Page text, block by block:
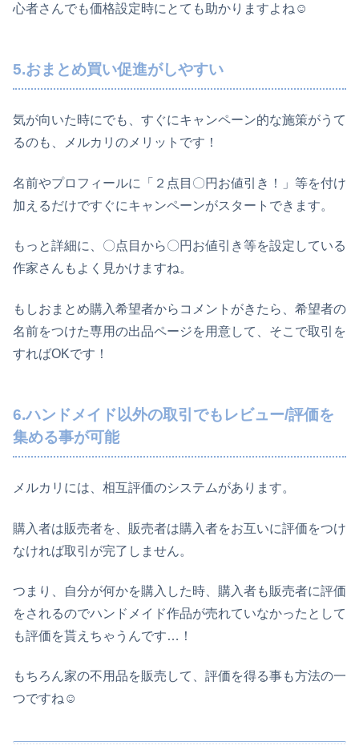
心者さんでも価格設定時にとても助かりますよね☺
5.おまとめ買い促進がしやすい
気が向いた時にでも、すぐにキャンペーン的な施策がうて
るのも、メルカリのメリットです！
名前やプロフィールに「２点目〇円お値引き！」等を付け
加えるだけですぐにキャンペーンがスタートできます。
もっと詳細に、〇点目から〇円お値引き等を設定している
作家さんもよく見かけますね。
もしおまとめ購入希望者からコメントがきたら、希望者の
名前をつけた専用の出品ページを用意して、そこで取引を
すればOKです！
6.ハンドメイド以外の取引でもレビュー/評価を
集める事が可能
メルカリには、相互評価のシステムがあります。
購入者は販売者を、販売者は購入者をお互いに評価をつけ
なければ取引が完了しません。
つまり、自分が何かを購入した時、購入者も販売者に評価
をされるのでハンドメイド作品が売れていなかったとして
も評価を貰えちゃうんです…！
もちろん家の不用品を販売して、評価を得る事も方法の一
つですね☺